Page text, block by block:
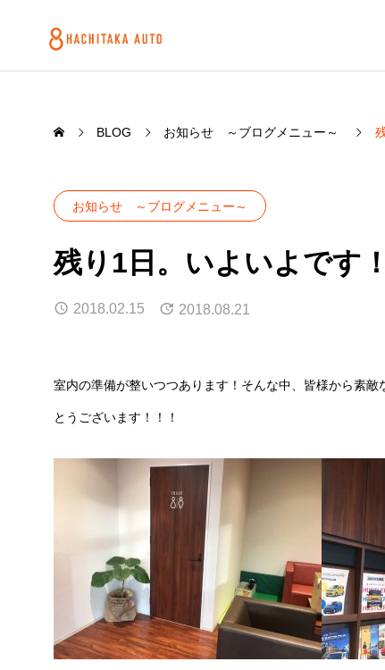
BLOG お知らせ ～ブログメニュー～
お知らせ ～ブログメニュー～
残り1日。いよいよです！
2018.02.15 2018.08.21
室内の準備が整いつつあります！そんな中、皆様から素
とうございます！！！